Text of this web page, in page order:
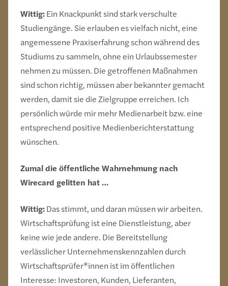
Wittig:Ein Knackpunkt sind stark verschulte
Studiengänge. Sie erlauben es vielfach nicht, eine
angemessene Praxiserfahrung schon während des
Studiums zu sammeln, ohne ein Urlaubssemester
nehmen zu müssen. Die getroffenen Maßnahmen
sind schon richtig, müssen aber bekannter gemacht
werden, damit sie die Zielgruppe erreichen. Ich
persönlich würde mir mehr Medienarbeit bzw. eine
entsprechend positive Medienberichterstattung
wünschen.
Zumal die öffentliche Wahrnehmung nach
Wirecard gelitten hat …
Wittig:Das stimmt, und daran müssen wir arbeiten.
Wirtschaftsprüfung ist eine Dienstleistung, aber
keine wie jede andere. Die Bereitstellung
verlässlicher Unternehmenskennzahlen durch
Wirtschaftsprüfer*innen ist im öffentlichen
Interesse: Investoren, Kunden, Lieferanten,